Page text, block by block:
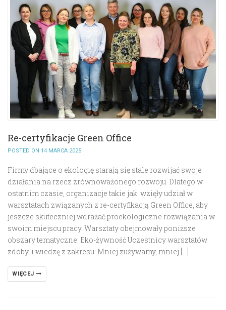
Re-certyfikacje Green Office
POSTED ON 14 MARCA 2025
Firmy dbające o ekologię starają się stale rozwijać swoje
działania na rzecz zrównoważonego rozwoju. Dlatego w
ostatnim czasie, organizacje takie jak: wzięły udział w
warsztatach związanych z re-certyfikacją Green Office, aby
jeszcze skuteczniej wdrażać proekologiczne rozwiązania w
swoim miejscu pracy. Warsztaty obejmowały poniższe
obszary tematyczne. Eko-żywność Uczestnicy warsztatów
zdobyli wiedzę z zakresu: Mniej zużywamy, mniej […]
WIĘCEJ